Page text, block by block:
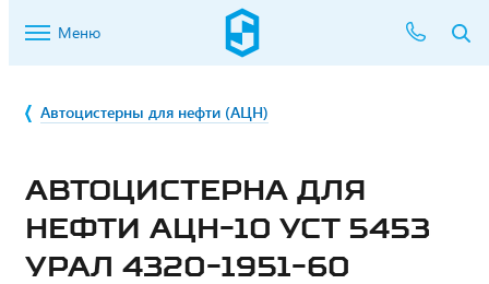
Меню
Автоцистерны для нефти (АЦН)
АВТОЦИСТЕРНА ДЛЯ
НЕФТИ АЦН-10 УСТ 5453
УРАЛ 4320-1951-60